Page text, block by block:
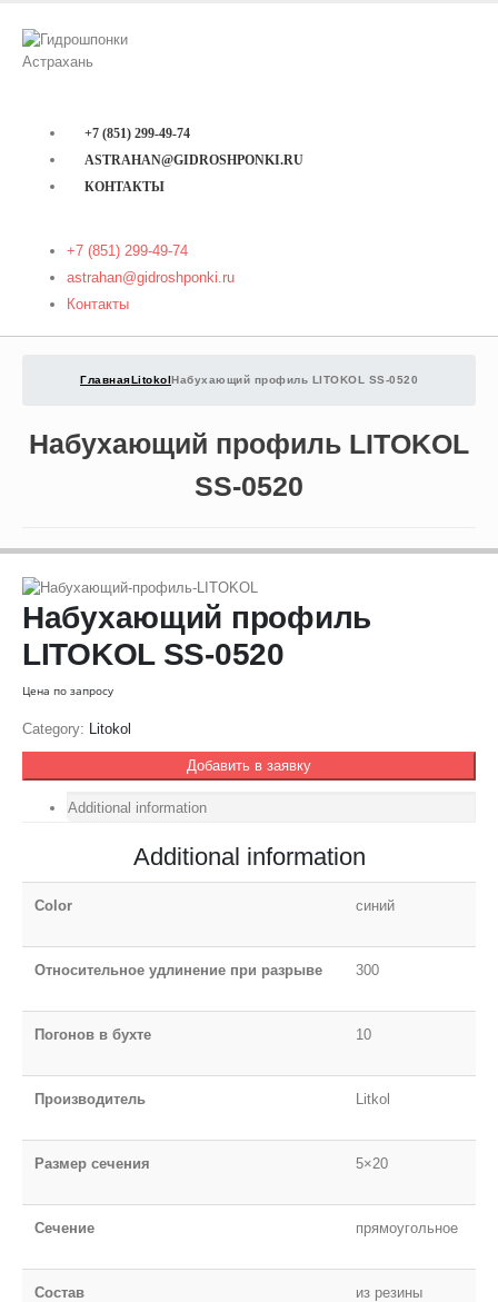
+7 (851) 299-49-74
ASTRAHAN@GIDROSHPONKI.RU
КОНТАКТЫ
+7 (851) 299-49-74
astrahan@gidroshponki.ru
Контакты
ГлавнаяLitokolНабухающий профиль LITOKOL SS-0520
Набухающий профиль LITOKOL
SS-0520
Набухающий профиль
LITOKOL SS-0520
Цена по запросу
Category: Litokol
Добавить в заявку
Additional information
Additional information
Color синий
Относительное удлинение при разрыве 300
Погонов в бухте 10
Производитель Litkol
Размер сечения 5×20
Сечение прямоугольное
Состав из резины